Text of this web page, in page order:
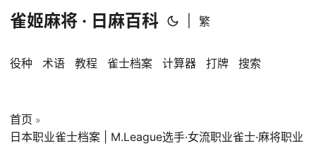
雀姬麻将 · 日麻百科 繁
役种 术语 教程 雀士档案 计算器 打牌 搜索
首页 »
日本职业雀士档案 | M.League选手·女流职业雀士·麻将职业